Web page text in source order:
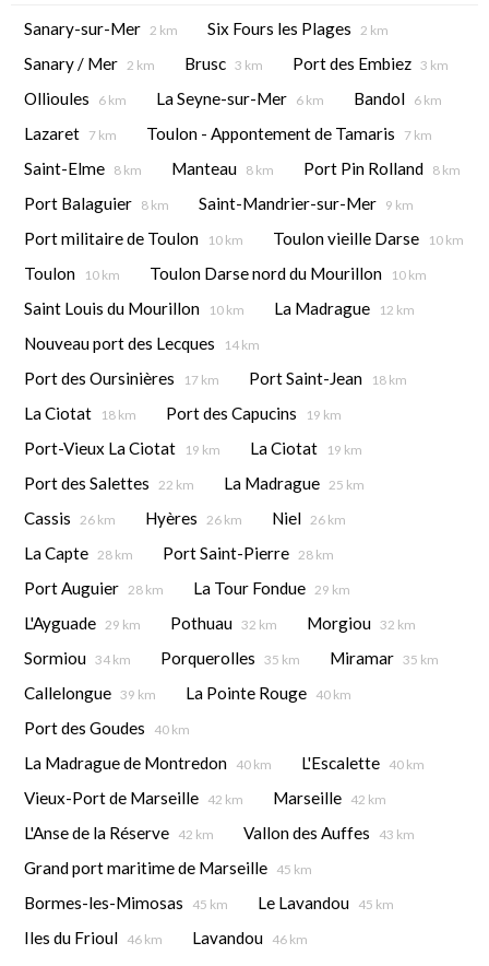
Sanary-sur-Mer 2 km Six Fours les Plages 2 km
Sanary / Mer 2 km Brusc 3 km Port des Embiez 3 km
Ollioules 6 km La Seyne-sur-Mer 6 km Bandol 6 km
Lazaret 7 km Toulon - Appontement de Tamaris 7 km
Saint-Elme 8 km Manteau 8 km Port Pin Rolland 8 km
Port Balaguier 8 km Saint-Mandrier-sur-Mer 9 km
Port militaire de Toulon 10 km Toulon vieille Darse 10 km
Toulon 10 km Toulon Darse nord du Mourillon 10 km
Saint Louis du Mourillon 10 km La Madrague 12 km
Nouveau port des Lecques 14 km
Port des Oursinières 17 km Port Saint-Jean 18 km
La Ciotat 18 km Port des Capucins 19 km
Port-Vieux La Ciotat 19 km La Ciotat 19 km
Port des Salettes 22 km La Madrague 25 km
Cassis 26 km Hyères 26 km Niel 26 km
La Capte 28 km Port Saint-Pierre 28 km
Port Auguier 28 km La Tour Fondue 29 km
L'Ayguade 29 km Pothuau 32 km Morgiou 32 km
Sormiou 34 km Porquerolles 35 km Miramar 35 km
Callelongue 39 km La Pointe Rouge 40 km
Port des Goudes 40 km
La Madrague de Montredon 40 km L'Escalette 40 km
Vieux-Port de Marseille 42 km Marseille 42 km
L'Anse de la Réserve 42 km Vallon des Auffes 43 km
Grand port maritime de Marseille 45 km
Bormes-les-Mimosas 45 km Le Lavandou 45 km
Iles du Frioul 46 km Lavandou 46 km